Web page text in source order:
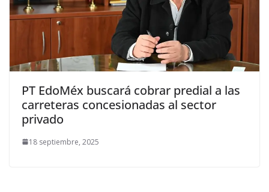
PT EdoMéx buscará cobrar predial a las
carreteras concesionadas al sector
privado
18 septiembre, 2025